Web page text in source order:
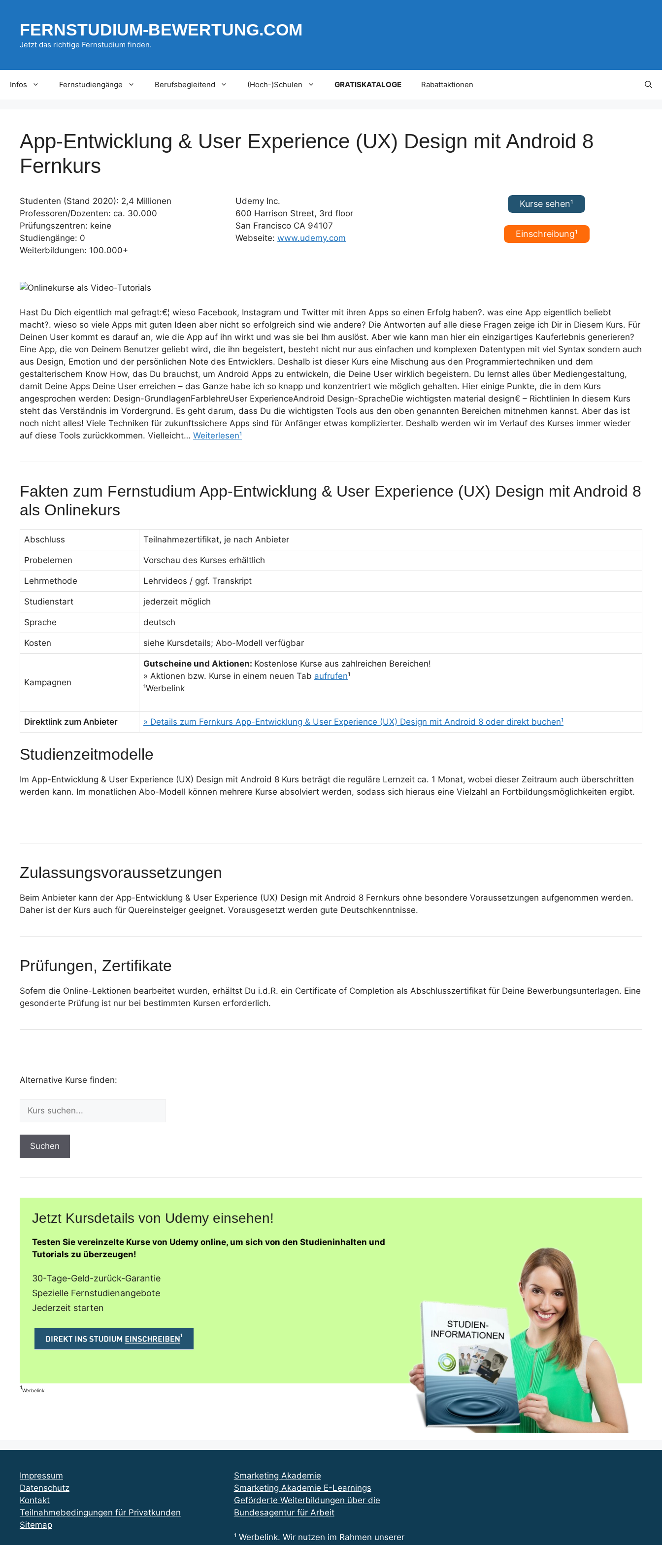
springenFERNSTUDIUM-BEWERTUNG.COM
Jetzt das richtige Fernstudium finden.
Infos Fernstudiengänge Berufsbegleitend (Hoch-)Schulen GRATISKATALOGE Rabattaktionen
App-Entwicklung & User Experience (UX) Design mit Android 8
Fernkurs
Studenten (Stand 2020): 2,4 Millionen
Professoren/Dozenten: ca. 30.000
Prüfungszentren: keine
Studiengänge: 0
Weiterbildungen: 100.000+
Udemy Inc.
600 Harrison Street, 3rd floor
San Francisco CA 94107
Webseite:www.udemy.com
Kurse sehen¹
Einschreibung¹
Hast Du Dich eigentlich mal gefragt:€¦ wieso Facebook, Instagram und Twitter mit ihren Apps so einen Erfolg haben?. was eine App eigentlich beliebt
macht?. wieso so viele Apps mit guten Ideen aber nicht so erfolgreich sind wie andere? Die Antworten auf alle diese Fragen zeige ich Dir in Diesem Kurs. Für
Deinen User kommt es darauf an, wie die App auf ihn wirkt und was sie bei Ihm auslöst. Aber wie kann man hier ein einzigartiges Kauferlebnis generieren?
Eine App, die von Deinem Benutzer geliebt wird, die ihn begeistert, besteht nicht nur aus einfachen und komplexen Datentypen mit viel Syntax sondern auch
aus Design, Emotion und der persönlichen Note des Entwicklers. Deshalb ist dieser Kurs eine Mischung aus den Programmiertechniken und dem
gestalterischem Know How, das Du brauchst, um Android Apps zu entwickeln, die Deine User wirklich begeistern. Du lernst alles über Mediengestaltung,
damit Deine Apps Deine User erreichen – das Ganze habe ich so knapp und konzentriert wie möglich gehalten. Hier einige Punkte, die in dem Kurs
angesprochen werden: Design-GrundlagenFarblehreUser ExperienceAndroid Design-SpracheDie wichtigsten material design€ – Richtlinien In diesem Kurs
steht das Verständnis im Vordergrund. Es geht darum, dass Du die wichtigsten Tools aus den oben genannten Bereichen mitnehmen kannst. Aber das ist
noch nicht alles! Viele Techniken für zukunftssichere Apps sind für Anfänger etwas komplizierter. Deshalb werden wir im Verlauf des Kurses immer wieder
auf diese Tools zurückkommen. Vielleicht… Weiterlesen¹
Fakten zum Fernstudium App-Entwicklung & User Experience (UX) Design mit Android 8
als Onlinekurs
Abschluss Teilnahmezertifikat, je nach Anbieter
Probelernen Vorschau des Kurses erhältlich
Lehrmethode Lehrvideos / ggf. Transkript
Studienstart jederzeit möglich
Sprache deutsch
Kosten siehe Kursdetails; Abo-Modell verfügbar
Kampagnen
Gutscheine und Aktionen: Kostenlose Kurse aus zahlreichen Bereichen!
» Aktionen bzw. Kurse in einem neuen Tab aufrufen¹
¹Werbelink
Direktlink zum Anbieter » Details zum Fernkurs App-Entwicklung & User Experience (UX) Design mit Android 8 oder direkt buchen¹
Studienzeitmodelle
Im App-Entwicklung & User Experience (UX) Design mit Android 8 Kurs beträgt die reguläre Lernzeit ca. 1 Monat, wobei dieser Zeitraum auch überschritten
werden kann. Im monatlichen Abo-Modell können mehrere Kurse absolviert werden, sodass sich hieraus eine Vielzahl an Fortbildungsmöglichkeiten ergibt.
Zulassungsvoraussetzungen
Beim Anbieter kann der App-Entwicklung & User Experience (UX) Design mit Android 8 Fernkurs ohne besondere Voraussetzungen aufgenommen werden.
Daher ist der Kurs auch für Quereinsteiger geeignet. Vorausgesetzt werden gute Deutschkenntnisse.
Prüfungen, Zertifikate
Sofern die Online-Lektionen bearbeitet wurden, erhältst Du i.d.R. ein Certificate of Completion als Abschlusszertifikat für Deine Bewerbungsunterlagen. Eine
gesonderte Prüfung ist nur bei bestimmten Kursen erforderlich.
Alternative Kurse finden:
Suchen
Jetzt Kursdetails von Udemy einsehen!
Testen Sie vereinzelte Kurse von Udemy online, um sich von den Studieninhalten und
Tutorials zu überzeugen!
30-Tage-Geld-zurück-Garantie
Spezielle Fernstudienangebote
Jederzeit starten
¹Werbelink
Impressum
Datenschutz
Kontakt
Teilnahmebedingungen für Privatkunden
Sitemap
Smarketing Akademie
Smarketing Akademie E-Learnings
Geförderte Weiterbildungen über die
Bundesagentur für Arbeit
¹ Werbelink. Wir nutzen im Rahmen unserer